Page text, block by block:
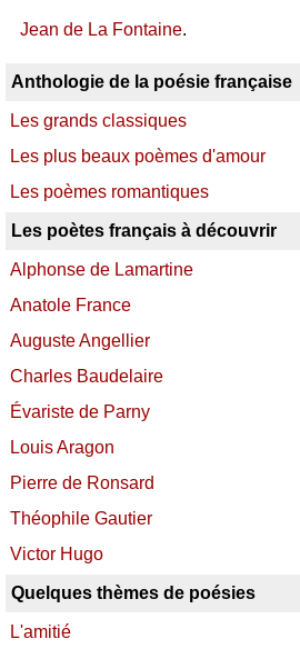
Jean de La Fontaine.
Anthologie de la poésie française
Les grands classiques
Les plus beaux poèmes d'amour
Les poèmes romantiques
Les poètes français à découvrir
Alphonse de Lamartine
Anatole France
Auguste Angellier
Charles Baudelaire
Évariste de Parny
Louis Aragon
Pierre de Ronsard
Théophile Gautier
Victor Hugo
Quelques thèmes de poésies
L'amitié